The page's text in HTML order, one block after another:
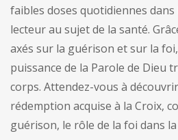
faibles doses quotidiennes dans
lecteur au sujet de la santé.
axés sur la guérison et sur la
puissance de la Parole de Dieu
corps. Attendez-vous à
rédemption acquise à la Croix,
guérison, le rôle de la foi dans